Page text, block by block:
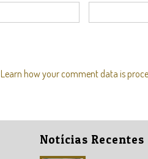
Learn how your comment data is
Notícias Recentes